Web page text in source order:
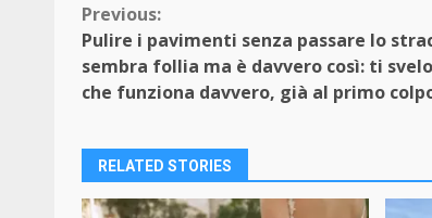
Continue
Reading
Previous:
Pulire i pavimenti senza passare lo
sembra follia ma è davvero così: ti
che funziona davvero, già al primo
RELATED STORIES